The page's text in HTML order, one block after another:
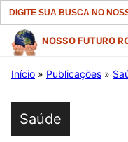
Search
for:
Pular
para
conteúdo
NOSSO FUTURO
Início » Publicações »
Saúde